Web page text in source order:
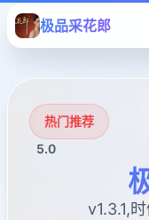
极品采花郎
热门推荐
5.0
v1.3.1,